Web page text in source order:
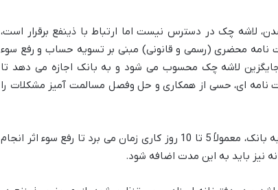
لاشه چک در دسترس نیست اما ارتباط با ذینفع برقرار است،
نامه محضری (رسمی و قانونی) مبنی بر تسویه حساب و رفع سوء
لاشه چک محسوب می شود و به بانک اجازه می دهد تا
نامه ای، حسی از همکاری و حل وفصل مسالمت آمیز مشکلات را
پس از ارائه رضایت نامه معتبر محضری به بانک، معمولاً 5 تا 10 روز کاری زمان می برد تا رفع سوء اثر انجام
نیز باید به این مدت اضافه شود.